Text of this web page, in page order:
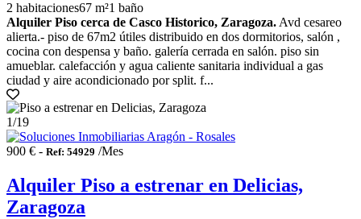
2 habitaciones67 m²1 baño
Alquiler Piso cerca de Casco Historico, Zaragoza. Avd cesareo
alierta.- piso de 67m2 útiles distribuido en dos dormitorios, salón ,
cocina con despensa y baño. galería cerrada en salón. piso sin
amueblar. calefacción y agua caliente sanitaria individual a gas
ciudad y aire acondicionado por split. f...
1/19
900 € - Ref: 54929 /Mes
Alquiler Piso a estrenar en Delicias,
Zaragoza